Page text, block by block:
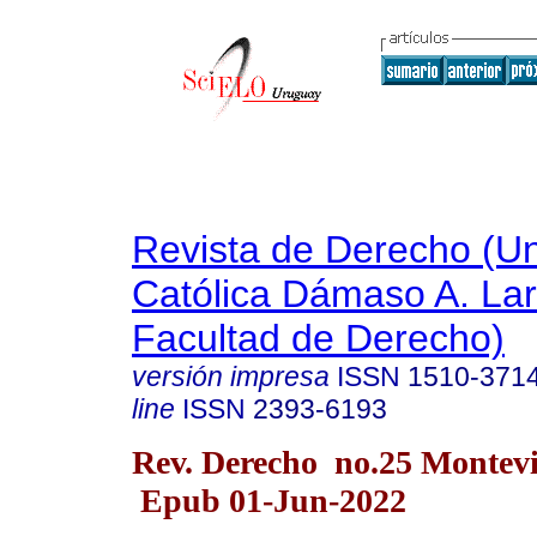
Revista de Derecho
Católica Dámaso A.
Facultad de Derecho)
versión impresa ISSN 1510-
line ISSN 2393-6193
Rev. Derecho no.25
Epub 01-Jun-2022